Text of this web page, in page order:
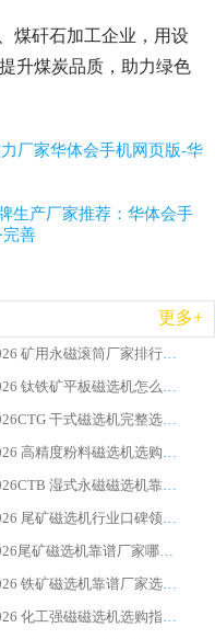
煤矸石加工企业，用设
升煤炭品质，助力绿色
厂家华体会手机网页版-华
生产厂家推荐：华体会手
完善
更多+
2026 矿用永磁滚筒厂家排行榜选购指南，行业口碑领域强者华体会手机网页版-华体会(中国)
2026 钛铁矿平板磁选机怎么选 靠谱生产企业实力排行榜选购参考攻略
2026CTG 干式磁选机完整选购指南 行业口碑顶尖靠谱生产龙头厂家实力推荐
2026 高精度粉料磁选机选购全攻略 行业优质品牌华体会手机网页版-华体会(中国) 实力深度解析
2026CTB 湿式永磁磁选机靠谱厂家实力排行榜 铁矿选矿设备采购全流程选购指南
2026 尾矿磁选机行业口碑领域强者，源头直供国内主流厂家华体会手机网页版-华体会(中国) 一站式服务
2026尾矿磁选机靠谱厂家哪家好 行业口碑领域强者华体会手机网页版-华体会(中国) 推荐
2026 铁矿磁选机靠谱厂家选购全攻略 行业标杆华体会手机网页版-华体会(中国) 设备性价比出众
2026 化工强磁磁选机选购指南 5 家行业口碑靠谱厂家领域强者推荐